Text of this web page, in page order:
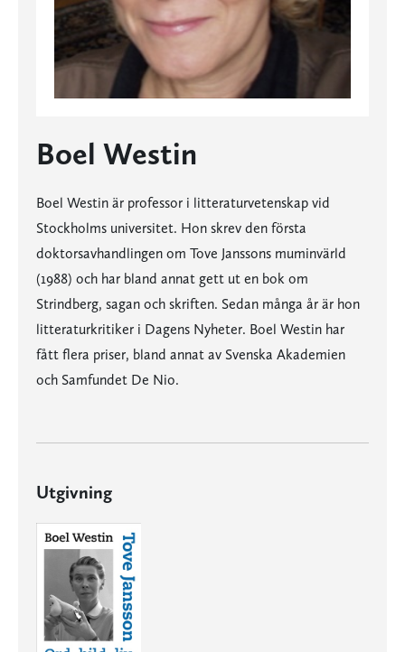
Boel Westin
Boel Westin är professor i litteraturvetenskap vid
Stockholms universitet. Hon skrev den första
doktorsavhandlingen om Tove Janssons muminvärld
(1988) och har bland annat gett ut en bok om
Strindberg, sagan och skriften. Sedan många år är hon
litteraturkritiker i Dagens Nyheter. Boel Westin har
fått flera priser, bland annat av Svenska Akademien
och Samfundet De Nio.
Utgivning